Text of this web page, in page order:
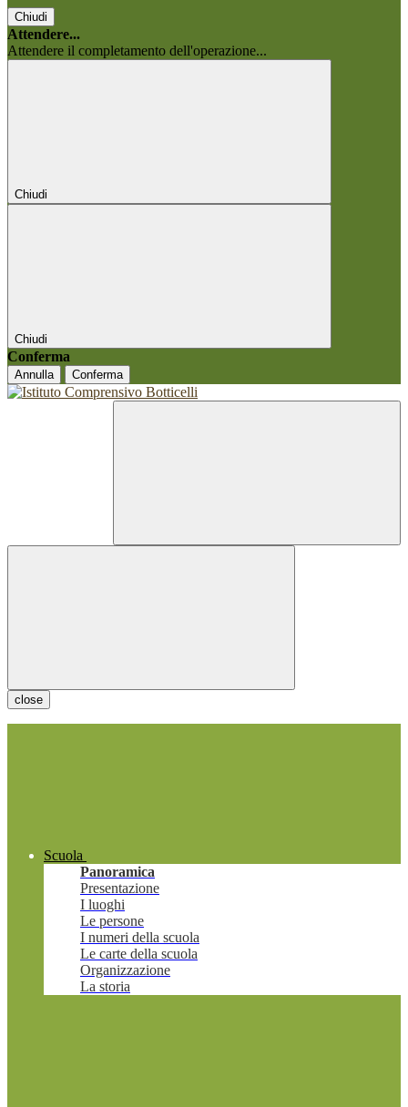
Chiudi
Attendere...
Attendere il completamento dell'operazione...
Chiudi
Chiudi
Conferma
Annulla Conferma
close
Scuola
Panoramica
Presentazione
I luoghi
Le persone
I numeri della scuola
Le carte della scuola
Organizzazione
La storia